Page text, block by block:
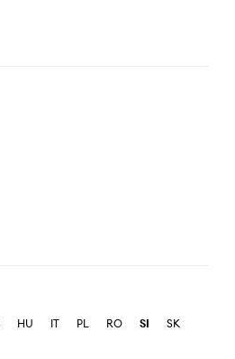
HU IT PL RO SI
SK